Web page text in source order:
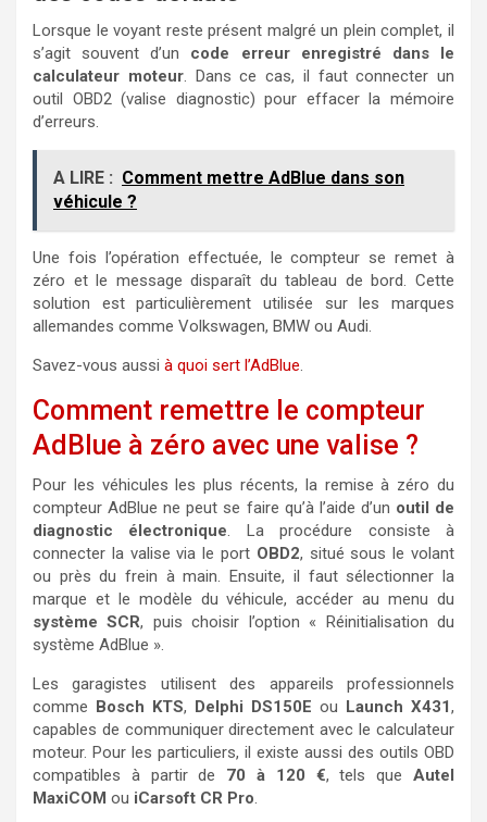
Lorsque le voyant reste présent malgré un plein complet, il
s’agit souvent d’un code erreur enregistré dans le
calculateur moteur. Dans ce cas, il faut connecter un
outil OBD2 (valise diagnostic) pour effacer la mémoire
d’erreurs.
A LIRE : Comment mettre AdBlue dans son
véhicule ?
Une fois l’opération effectuée, le compteur se remet à
zéro et le message disparaît du tableau de bord. Cette
solution est particulièrement utilisée sur les marques
allemandes comme Volkswagen, BMW ou Audi.
Savez-vous aussi à quoi sert l’AdBlue.
Comment remettre le compteur
AdBlue à zéro avec une valise ?
Pour les véhicules les plus récents, la remise à zéro du
compteur AdBlue ne peut se faire qu’à l’aide d’un outil de
diagnostic électronique. La procédure consiste à
connecter la valise via le port OBD2, situé sous le volant
ou près du frein à main. Ensuite, il faut sélectionner la
marque et le modèle du véhicule, accéder au menu du
système SCR, puis choisir l’option « Réinitialisation du
système AdBlue ».
Les garagistes utilisent des appareils professionnels
comme Bosch KTS, Delphi DS150E ou Launch X431,
capables de communiquer directement avec le calculateur
moteur. Pour les particuliers, il existe aussi des outils OBD
compatibles à partir de 70 à 120 €, tels queAutel
MaxiCOM ou iCarsoft CR Pro.